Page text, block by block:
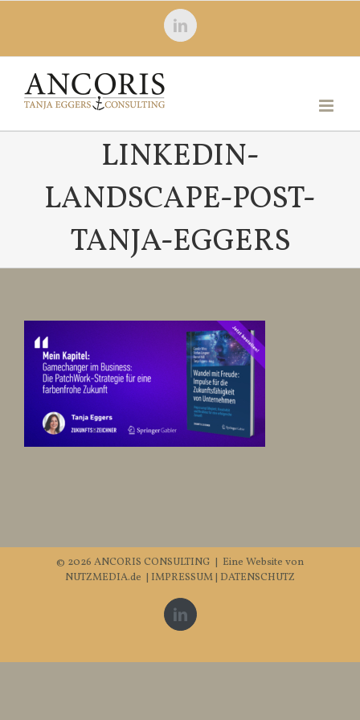
springen
LinkedIn
LINKEDIN-
LANDSCAPE-POST-
TANJA-EGGERS
© 2026 ANCORIS CONSULTING | Eine Website von
NUTZMEDIA.de | IMPRESSUM| DATENSCHUTZ
LinkedIn